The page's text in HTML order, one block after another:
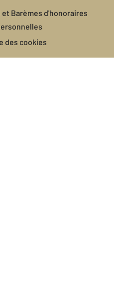
et Barèmes d'honoraires
des cookies